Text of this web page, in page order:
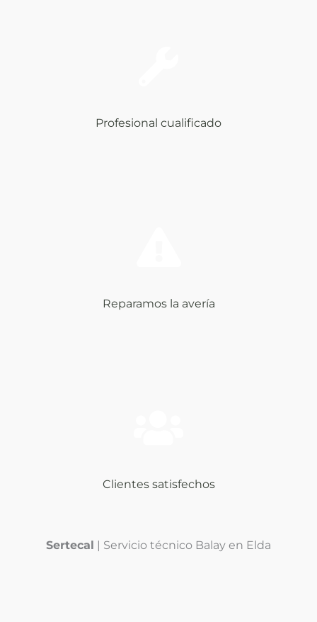
Profesional cualificado
Reparamos la avería
Clientes satisfechos
Sertecal | Servicio técnico Balay en Elda